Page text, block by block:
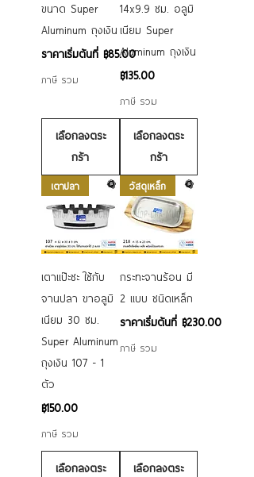
ขนาด Super
Aluminum ถุงเงิน
ราคาเริ่มต้นที่ ฿85.00
ราคาขายลด
ภาษี รวม
เลือกลงตระ
กร้า
14x9.9 ซม. อลูมิ
เนียม Super
Aluminum ถุงเงิน
ราคา
฿135.00
ภาษี รวม
เลือกลงตระ
กร้า
เตาปลา
เตาแป๊ะซะ ใช้กับ
จานปลา ขาอลูมิ
เนียม 30 ซม.
Super Aluminum
ถุงเงิน 107 - 1
ตัว
ราคา
฿150.00
ภาษี รวม
เลือกลงตระ
วัสดุเหล็ก
กระทะจานร้อน มี
2 แบบ ชนิดเหล็ก
ราคาเริ่มต้นที่ ฿230.00
ราคาขายลด
ภาษี รวม
เลือกลงตระ